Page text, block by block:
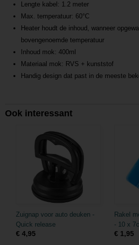
Lengte kabel: 1.2 meter
Max. temperatuur: 60°C
Heater houdt de inhoud, wanneer
bovengenoemde temperatuur
Inhoud mok: 400ml
Materiaal mok: RVS + kunststof
Handig design dat past in de meeste
Ook interessant
Zuignap voor auto deuken -
Quick release
€ 4,95
Rakel
- 10 x
€ 1,95